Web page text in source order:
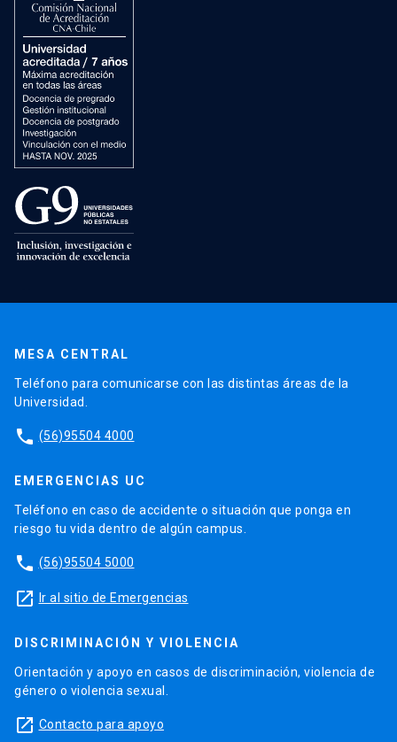
MESA CENTRAL
Teléfono para comunicarse con las distintas áreas de la
Universidad.
phone (56)95504 4000
EMERGENCIAS UC
Teléfono en caso de accidente o situación que ponga en
riesgo tu vida dentro de algún campus.
phone (56)95504 5000
launch Ir al sitio de Emergencias
DISCRIMINACIÓN Y VIOLENCIA
Orientación y apoyo en casos de discriminación, violencia de
género o violencia sexual.
launch Contacto para apoyo